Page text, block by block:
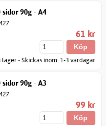
90g - A4
61 kr
lager - Skickas inom: 1-3 vardagar
90g - A3
99 kr